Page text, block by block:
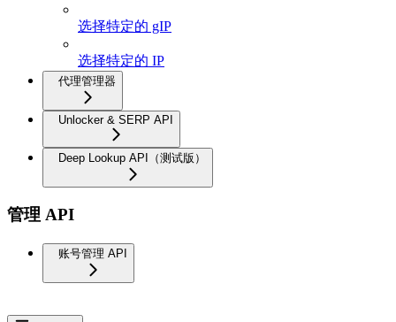
选择特定的 gIP
选择特定的 IP
代理管理器
Unlocker & SERP API
Deep Lookup API（测试版）
管理 API
账号管理 API